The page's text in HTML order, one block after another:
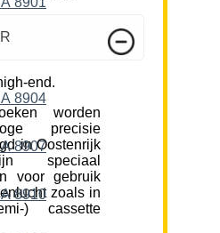
end.
worden
precisie
in Oostenrijk
speciaal
voor gebruik
zoals in
) cassette